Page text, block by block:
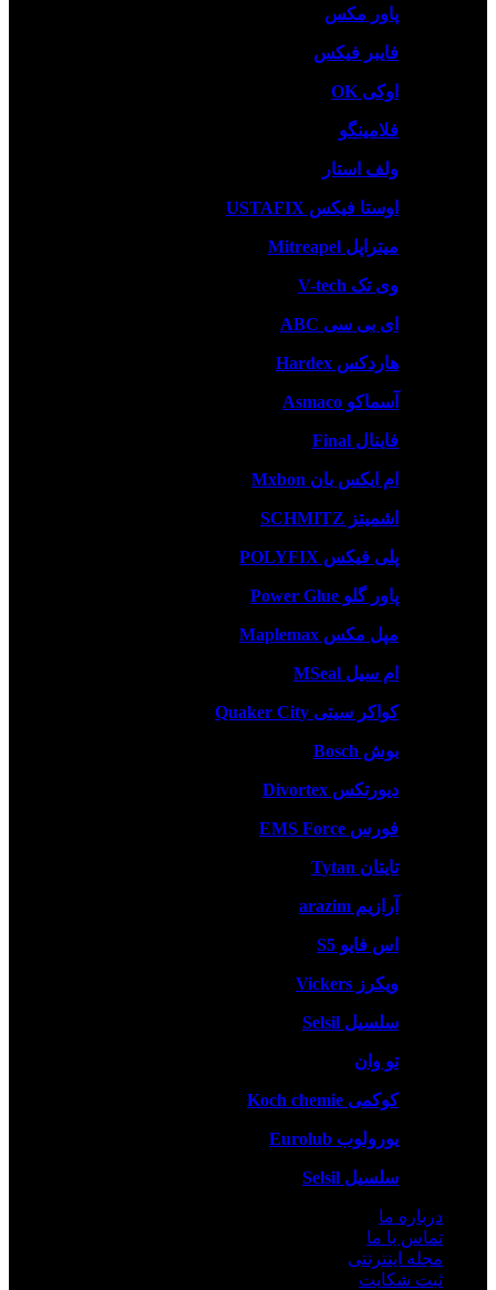
پاور مکس
فایبر فیکس
اوکی OK
فلامینگو
ولف استار
اوستا فیکس USTAFIX
میتراپل Mitreapel
وی تک V-tech
ای بی سی ABC
هاردکس Hardex
آسماکو Asmaco
فاینال Final
ام ایکس بان Mxbon
اشمیتز SCHMITZ
پلی فیکس POLYFIX
پاور گلو Power Glue
مپل مکس Maplemax
ام سیل MSeal
کواکر سیتی Quaker City
بوش Bosch
دیورتکس Divortex
فورس EMS Force
تایتان Tytan
آرازیم arazim
اس فایو S5
ویکرز Vickers
سلسیل Selsil
تو وان
کوکمی Koch chemie
یورولوب Eurolub
سلسیل Selsil
درباره ما
تماس با ما
مجله اینترنتی
ثبت شکایت